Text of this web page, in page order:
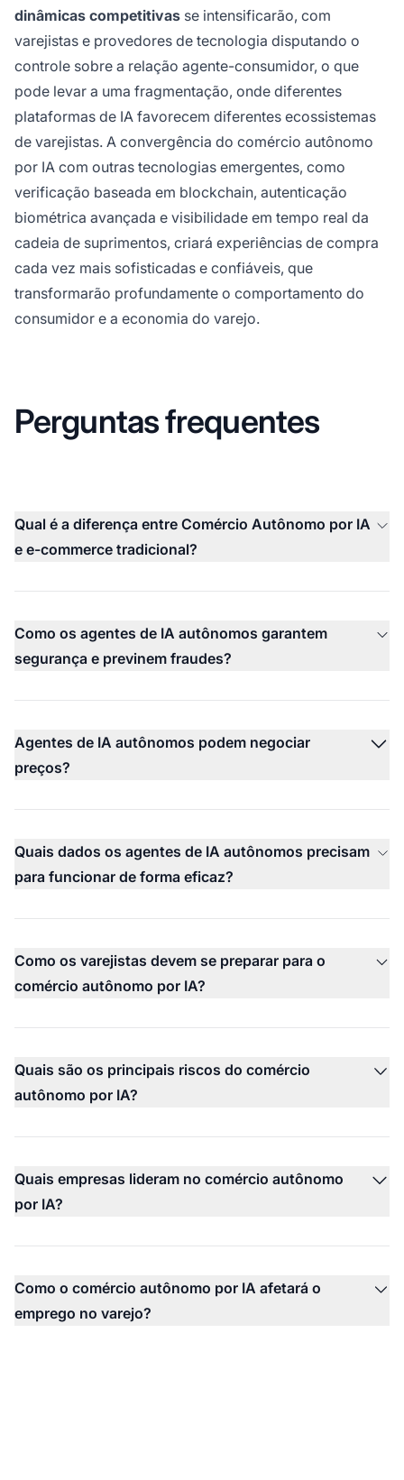
dinâmicas competitivas se intensificarão, com
varejistas e provedores de tecnologia disputando o
controle sobre a relação agente-consumidor, o que
pode levar a uma fragmentação, onde diferentes
plataformas de IA favorecem diferentes ecossistemas
de varejistas. A convergência do comércio autônomo
por IA com outras tecnologias emergentes, como
verificação baseada em blockchain, autenticação
biométrica avançada e visibilidade em tempo real da
cadeia de suprimentos, criará experiências de compra
cada vez mais sofisticadas e confiáveis, que
transformarão profundamente o comportamento do
consumidor e a economia do varejo.
Perguntas frequentes
Qual é a diferença entre Comércio Autônomo por IA
e e-commerce tradicional?
Como os agentes de IA autônomos garantem
segurança e previnem fraudes?
Agentes de IA autônomos podem negociar
preços?
Quais dados os agentes de IA autônomos precisam
para funcionar de forma eficaz?
Como os varejistas devem se preparar para o
comércio autônomo por IA?
Quais são os principais riscos do comércio
autônomo por IA?
Quais empresas lideram no comércio autônomo
por IA?
Como o comércio autônomo por IA afetará o
emprego no varejo?